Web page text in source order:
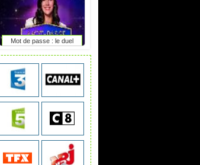
Mot de passe : le duel